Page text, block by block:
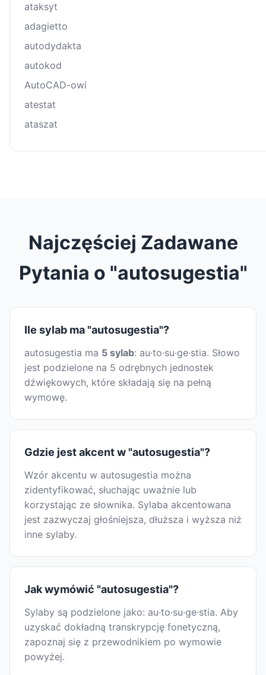
ataksyt
adagietto
autodydakta
autokod
AutoCAD-owi
atestat
ataszat
Najczęściej Zadawane
Pytania o "autosugestia"
Ile sylab ma "autosugestia"?
autosugestia ma 5 sylab: au·to·su·ge·stia. Słowo
jest podzielone na 5 odrębnych jednostek
dźwiękowych, które składają się na pełną
wymowę.
Gdzie jest akcent w "autosugestia"?
Wzór akcentu w autosugestia można
zidentyfikować, słuchając uważnie lub
korzystając ze słownika. Sylaba akcentowana
jest zazwyczaj głośniejsza, dłuższa i wyższa niż
inne sylaby.
Jak wymówić "autosugestia"?
Sylaby są podzielone jako: au·to·su·ge·stia. Aby
uzyskać dokładną transkrypcję fonetyczną,
zapoznaj się z przewodnikiem po wymowie
powyżej.